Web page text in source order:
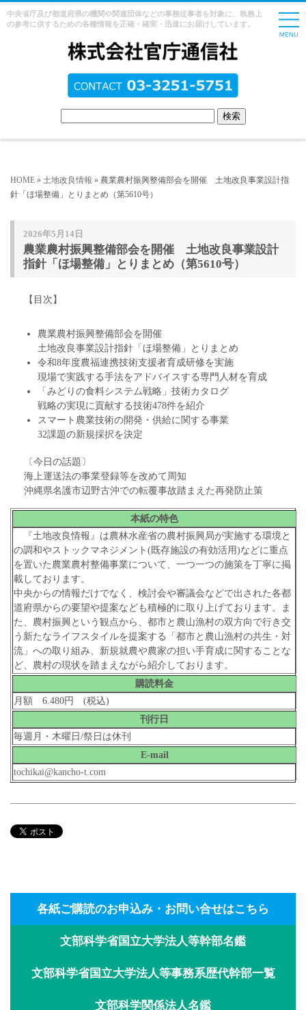
中央省庁及び都道府県の機関や関連団体などの事務従事者を対象に、執務上
の参考に供するための各種情報を正確・確実・迅速にお届けしています。
HOME » 土地改良情報 » 農業農村振興整備部会を開催 土地改良事業設計指
針「ほ場整備」とりまとめ（第5610号）
2026年5月14日
農業農村振興整備部会を開催 土地改良事業設計
指針「ほ場整備」とりまとめ（第5610号）
【目次】
農業農村振興整備部会を開催
土地改良事業設計指針「ほ場整備」とりまとめ
令和8年度農福連携技術支援者育成研修を実施
現場で実践する手法をアドバイスする専門人材を育成
「みどりの食料システム戦略」技術カタログ
戦略の実現に貢献する技術478件を紹介
スマート農業技術の開発・供給に関する事業
32課題の新規採択を決定
〔今日の話題〕
海上運送法の事業登録等を改めて周知
沖縄県名護市辺野古沖での転覆事故踏まえた再発防止策
本紙の特色
『土地改良情報』は農林水産省の農村振興局が実施する環境と
の調和やストックマネジメント(既存施設の有効活用)などに重点
を置いた農業農村整備事業について、一つ一つの施策を丁寧に掲
載しております。
中央からの情報だけでなく、検討会や審議会などで出された各都
道府県からの要望や提案なども積極的に取り上げております。ま
た、農村振興という観点から、都市と農山漁村の双方向で行き交
う新たなライフスタイルを提案する「都市と農山漁村の共生・対
流」への取り組み、新規就農や農家の担い手育成に関することな
ど、農村の現状を踏まえながら紹介しております。
購読料金
月額 6.480円 (税込)
刊行日
毎週月・木曜日/祭日は休刊
E-mail
tochikai@kancho-t.com
各紙ご購読のお申込み・お問い合せはこちら
文部科学省国立大学法人等幹部名鑑
文部科学省国立大学法人等事務系歴代幹部一覧
文部科学関係法人名鑑